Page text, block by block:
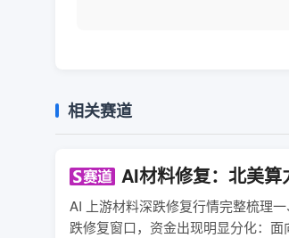
相关赛道
AI材料修复：北美
AI 上游材料深跌修复行情完整梳理
跌修复窗口，资金出现明显分化：